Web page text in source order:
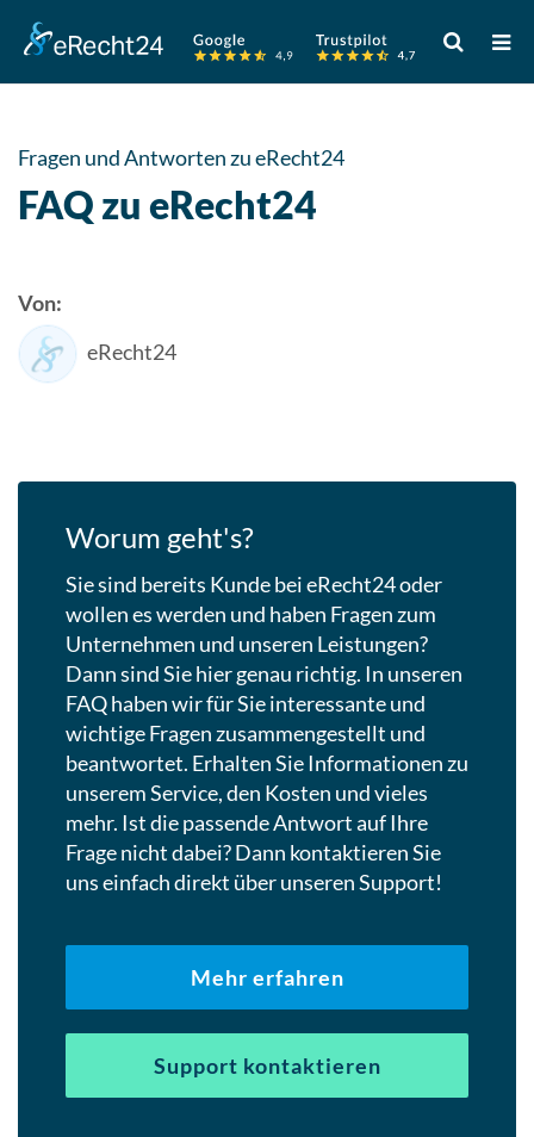
Verwende
die
Pfeile
zu
gelangen.
Benutzer
von
Touch-
und
verwenden.
Fragen und Antworten zu eRecht24
FAQ zu eRecht24
Von:
eRecht24
Worum geht's?
Sie sind bereits Kunde bei eRecht24 oder
wollen es werden und haben Fragen zum
Unternehmen und unseren Leistungen?
Dann sind Sie hier genau richtig. In unseren
FAQ haben wir für Sie interessante und
wichtige Fragen zusammengestellt und
beantwortet. Erhalten Sie Informationen zu
unserem Service, den Kosten und vieles
mehr. Ist die passende Antwort auf Ihre
Frage nicht dabei? Dann kontaktieren Sie
uns einfach direkt über unseren Support!
Mehr erfahren
Support kontaktieren